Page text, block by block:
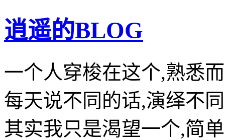
逍遥的BLOG
一个人穿梭在这个,熟悉
每天说不同的话,演绎不
其实我只是渴望一个,简